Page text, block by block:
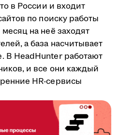
в России и входит
по поиску работы
на неё заходят
а база насчитывает
В HeadHunter работают
и все они каждый
HR-сервисы